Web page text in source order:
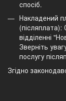
спосіб.
Накладений
(післяплата):
відділенні
Зверніть
послугу
Згідно